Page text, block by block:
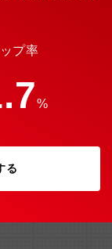
年 60歳
プ率
%
る